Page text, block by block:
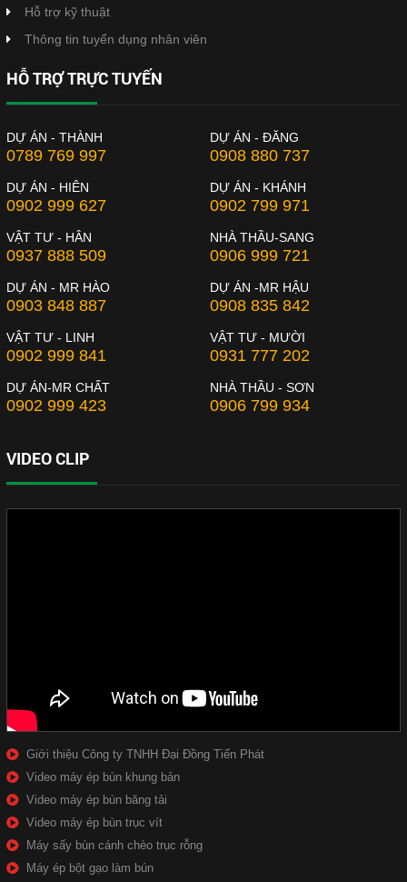
Hỗ trợ kỹ thuật
Thông tin tuyển dụng nhân viên
HỖ TRỢ TRỰC TUYẾN
DỰ ÁN - THÀNH
0789 769 997
DỰ ÁN - ĐĂNG
0908 880 737
DỰ ÁN - HIÊN
0902 999 627
DỰ ÁN - KHÁNH
0902 799 971
VẬT TƯ - HÂN
0937 888 509
NHÀ THẦU-SANG
0906 999 721
DỰ ÁN - MR HÀO
0903 848 887
DỰ ÁN -MR HẬU
0908 835 842
VẬT TƯ - LINH
0902 999 841
VẬT TƯ - MƯỜI
0931 777 202
DỰ ÁN-MR CHẤT
0902 999 423
NHÀ THẦU - SƠN
0906 799 934
VIDEO CLIP
Giới thiệu Công ty TNHH Đại Đồng Tiến Phát
Video máy ép bùn khung bản
Video máy ép bùn băng tải
Video máy ép bùn trục vít
Máy sấy bùn cánh chèo trục rỗng
Máy ép bột gạo làm bún